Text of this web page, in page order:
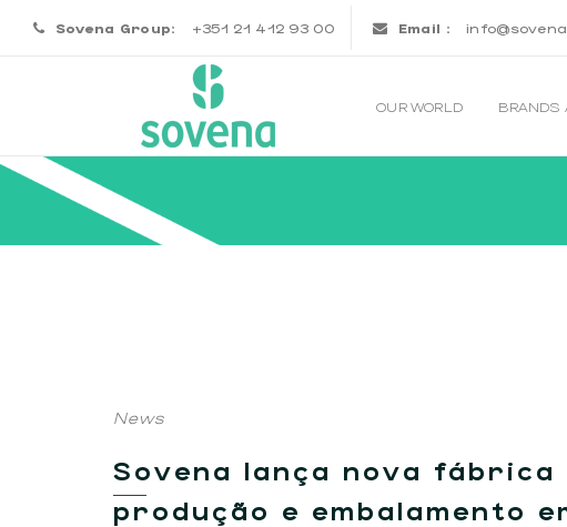
Sovena Group: +351 21 412 93 00 Email :
OUR WORLD BRANDS
News
Sovena lança nova fábrica
produção e embalamento